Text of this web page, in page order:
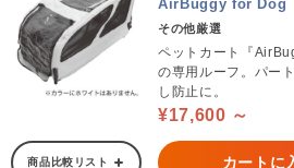
AirBuggy for Dog
その他厳選
ペットカート『
の専用ルーフ。パー
し防止に。
¥17,600 ～
商品比較リスト カートに